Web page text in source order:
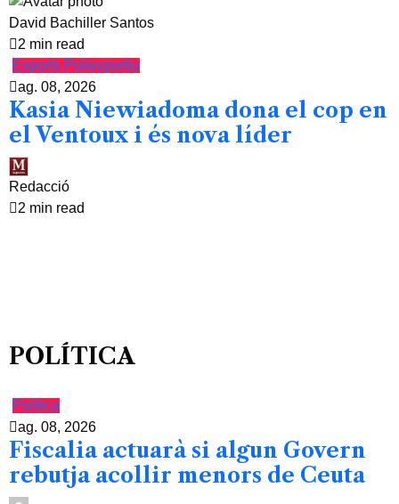
David Bachiller Santos
2 min read
Esports Poliesportiu
ag. 08, 2026
Kasia Niewiadoma dona el cop en
el Ventoux i és nova líder
Redacció
2 min read
POLÍTICA
Política
ag. 08, 2026
Fiscalia actuarà si algun Govern
rebutja acollir menors de Ceuta